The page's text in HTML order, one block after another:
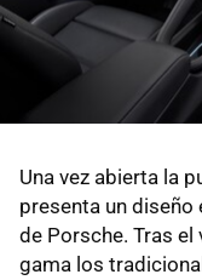
Una vez abierta la
presenta un diseño
de Porsche. Tras
gama los